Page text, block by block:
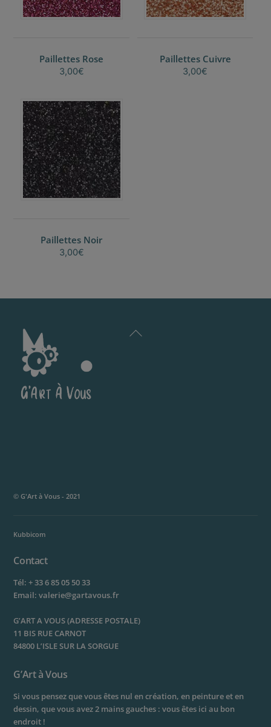
Paillettes Rose
3,00€
Paillettes Cuivre
3,00€
Paillettes Noir
3,00€
Back
© G'Art à Vous - 2021
Kubbicom
Contact
Tél:+ 33 6 85 05 50 33
Email: valerie@gartavous.fr
G’ART A VOUS (ADRESSE POSTALE)
11 BIS RUE CARNOT
84800 L’ISLE SUR LA SORGUE
G’Art à Vous
Si vous pensez que vous êtes nul en création, en peinture et en
dessin, que vous avez 2 mains gauches : vous êtes ici au bon
endroit !